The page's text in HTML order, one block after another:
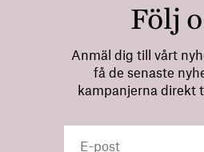
Följ
Anmäl dig till vårt
få de senaste
kampanjerna direkt